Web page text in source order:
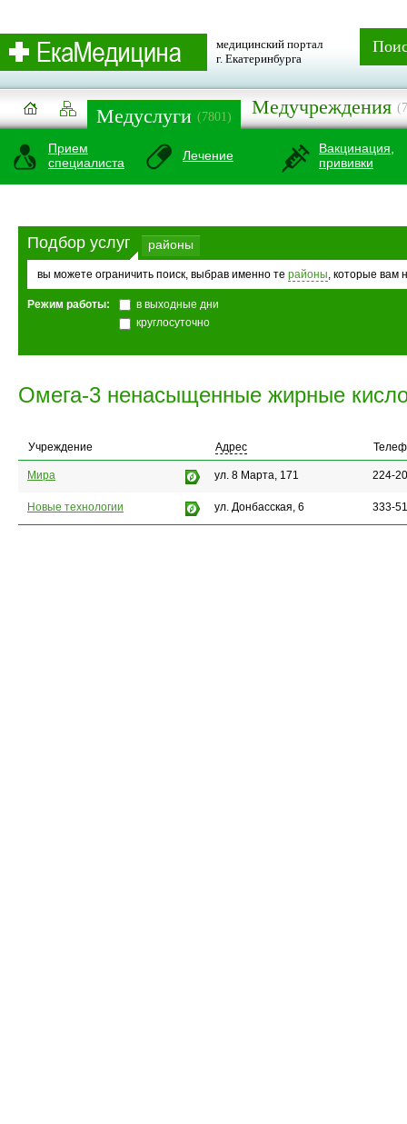
медицинский портал
г. Екатеринбурга
Медуслуги (7801) Медучреждения
Прием
специалиста
Лечение
Вакцинация,
прививки
Подбор услуг районы
вы можете ограничить поиск, выбрав именно те районы, которые вам
Режим работы:
в выходные дни
круглосуточно
Омега-3 ненасыщенные жирные
Учреждение Адрес
Мира ул. 8 Марта, 171 224-
Новые технологии ул. Донбасская, 6 333-